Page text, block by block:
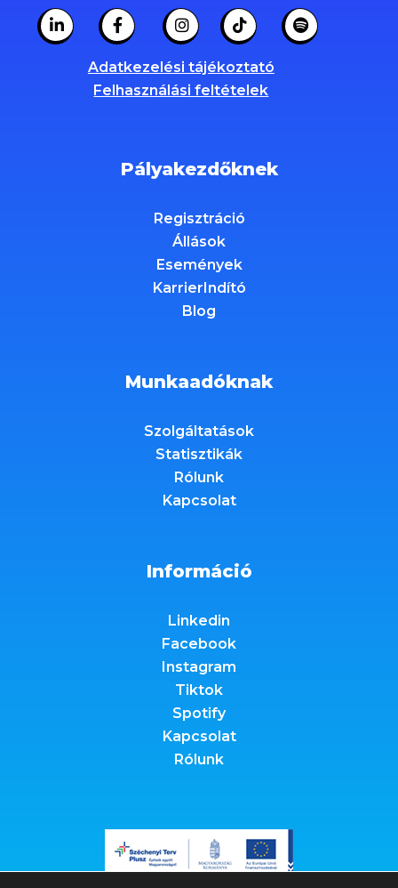
Adatkezelési tájékoztató
Felhasználási feltételek
Pályakezdőknek
Regisztráció
Állások
Események
KarrierIndító
Blog
Munkaadóknak
Szolgáltatások
Statisztikák
Rólunk
Kapcsolat
Információ
Linkedin
Facebook
Instagram
Tiktok
Spotify
Kapcsolat
Rólunk